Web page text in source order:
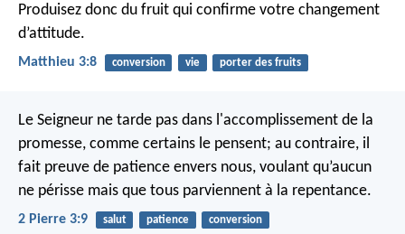
Produisez donc du fruit qui confirme votre changement
d’attitude.
Matthieu 3:8 conversion vie porter des fruits
Le Seigneur ne tarde pas dans l'accomplissement de la
promesse, comme certains le pensent; au contraire, il
fait preuve de patience envers nous, voulant qu’aucun
ne périsse mais que tous parviennent à la repentance.
2 Pierre 3:9 salut patience conversion